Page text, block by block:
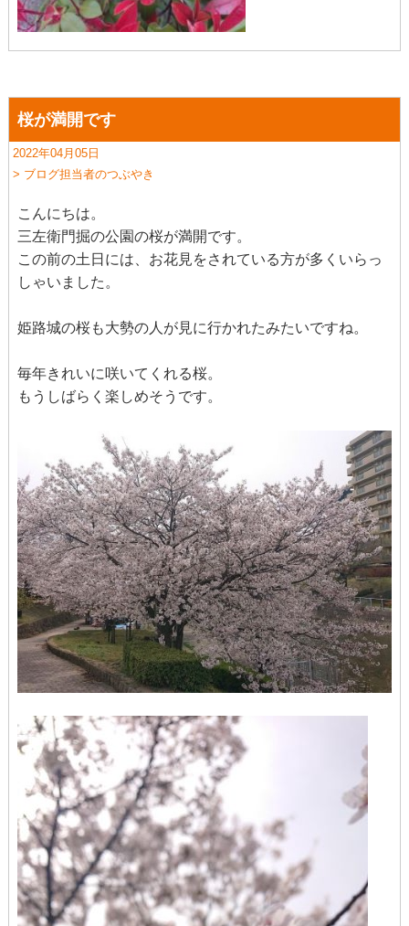
桜が満開です
2022年04月05日
> ブログ担当者のつぶやき
こんにちは。
三左衛門掘の公園の桜が満開です。
この前の土日には、お花見をされている方が多くいらっ
しゃいました。
姫路城の桜も大勢の人が見に行かれたみたいですね。
毎年きれいに咲いてくれる桜。
もうしばらく楽しめそうです。